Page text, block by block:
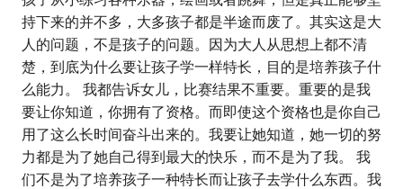
持下来的并不多，大多孩子都是半途而废了。其实这是大
人的问题，不是孩子的问题。因为大人从思想上都不清
楚，到底为什么要让孩子学一样特长，目的是培养孩子什
么能力。 我都告诉女儿，比赛结果不重要。重要的是我
要让你知道，你拥有了资格。而即使这个资格也是你自己
用了这么长时间奋斗出来的。我要让她知道，她一切的努
力都是为了她自己得到最大的快乐，而不是为了我。 我
们不是为了培养孩子一种特长而让孩子去学什么东西。我